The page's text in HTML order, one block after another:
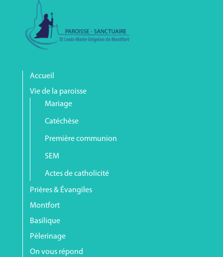
Accueil
Vie de la paroisse
Mariage
Catéchèse
Première communion
SEM
Actes de catholicité
Prières & Évangiles
Montfort
Basilique
Pèlerinage
On vous répond